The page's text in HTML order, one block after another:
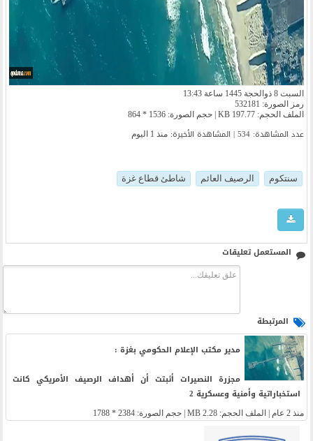
السبت 8 ذوالحجة 1445 ساعة 13:43
رمز الصورة: 532181
الملف الحجم: 197.77 KB | حجم الصورة: 1536 * 864
عدد المشاهدة: 534 | المشاهدة الأخیرة: منذ 1 اليوم
سنتكوم الرصيف العائم شاطئ قطاع غزة
المستعمل تعليقات
المرتبطة
مدير مكتب الإعلام الحكومي بغزة :
مجزرة النصيرات أثبتت أن أهداف الرصيف الأمريكي كانت
استخباراتية وأمنية وعسكرية 2
منذ 2 عام | الملف الحجم: 2.28 MB | حجم الصورة: 2384 * 1788